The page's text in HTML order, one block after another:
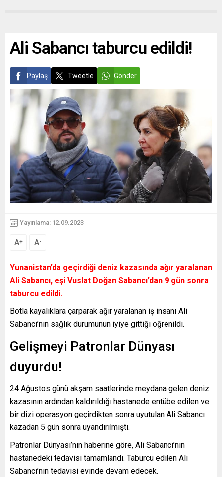
Ali Sabancı taburcu edildi!
Paylaş Tweetle Gönder
Yayınlama: 12.09.2023
A+ A-
Yunanistan’da geçirdiği deniz kazasında ağır yaralanan
Ali Sabancı, eşi Vuslat Doğan Sabancı’dan 9 gün sonra
taburcu edildi.
Botla kayalıklara çarparak ağır yaralanan iş insanı Ali
Sabancı’nın sağlık durumunun iyiye gittiği öğrenildi.
Gelişmeyi Patronlar Dünyası
duyurdu!
24 Ağustos günü akşam saatlerinde meydana gelen deniz
kazasının ardından kaldırıldığı hastanede entübe edilen ve
bir dizi operasyon geçirdikten sonra uyutulan Ali Sabancı
kazadan 5 gün sonra uyandırılmıştı.
Patronlar Dünyası’nın haberine göre, Ali Sabancı’nın
hastanedeki tedavisi tamamlandı. Taburcu edilen Ali
Sabancı’nın tedavisi evinde devam edecek.